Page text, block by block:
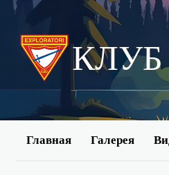
Главная Галерея